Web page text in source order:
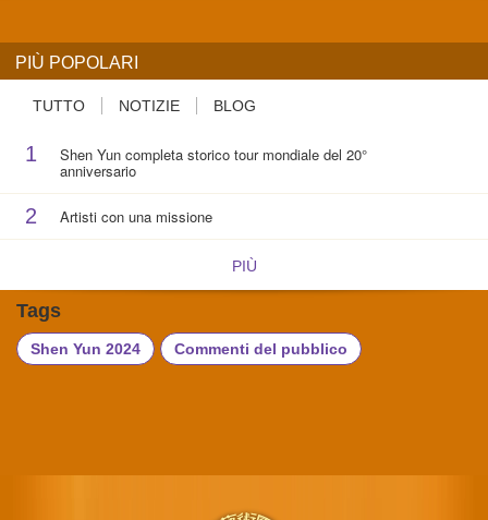
PIÙ POPOLARI
TUTTO NOTIZIE BLOG
1 Shen Yun completa storico tour mondiale del 20°
anniversario
2 Artisti con una missione
PIÙ
Tags
Shen Yun 2024 Commenti del pubblico